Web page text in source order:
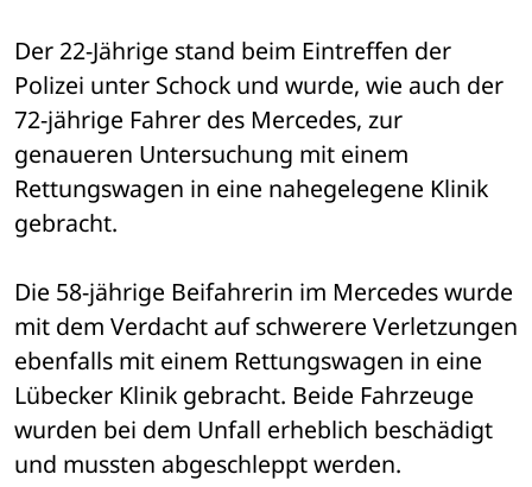
Der 22-Jährige stand beim Eintreffen der
Polizei unter Schock und wurde, wie auch der
72-jährige Fahrer des Mercedes, zur
genaueren Untersuchung mit einem
Rettungswagen in eine nahegelegene Klinik
gebracht.
Die 58-jährige Beifahrerin im Mercedes wurde
mit dem Verdacht auf schwerere Verletzungen
ebenfalls mit einem Rettungswagen in eine
Lübecker Klinik gebracht. Beide Fahrzeuge
wurden bei dem Unfall erheblich beschädigt
und mussten abgeschleppt werden.